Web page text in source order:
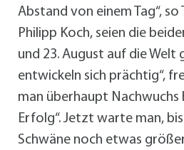
Abstand von einem Tag“,
Philipp Koch, seien die
und 23. August auf die Welt
entwickeln sich prächtig“,
man überhaupt Nachwuchs
Erfolg“. Jetzt warte man,
Schwäne noch etwas